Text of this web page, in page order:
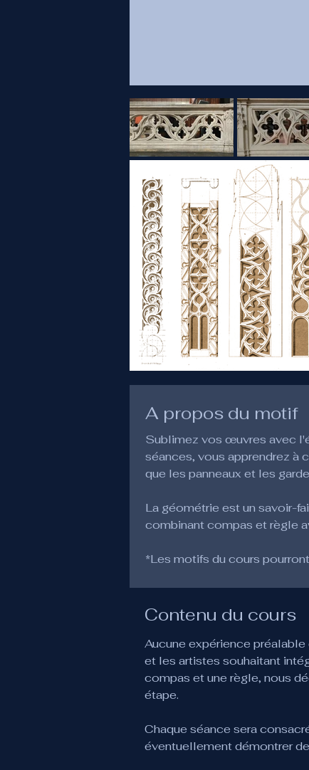
A propos du motif
Sublimez vos œuvres avec
séances, vous apprendrez à
que les panneaux et les
La géométrie est un savoir-
combinant compas et règle
*Les motifs du cours
Contenu du cours
Aucune expérience
et les artistes souhaitant
compas et une règle, nous
étape.
Chaque séance sera
éventuellement démontrer